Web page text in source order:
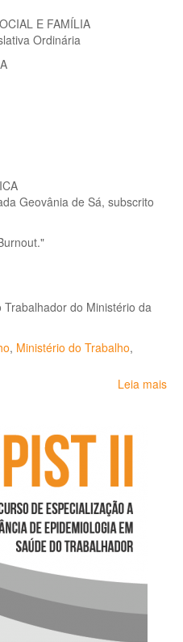
E FAMÍLIA
Ordinária
Geovânia de Sá, subscrito
do Ministério da
, Ministério do Trabalho,
Leia mais